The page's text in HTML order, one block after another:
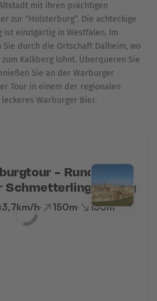
mit ihren prächtigen
zur “Holsterburg”. Die achteckige
einzigartig in Westfalen. Im
durch die Ortschaft Dalheim, wo
Kalkberg lohnt. Überqueren Sie
Sie an der Warburger
Tour in einem der regionalen
Warburger Bier.